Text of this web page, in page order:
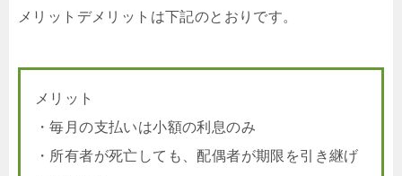
メリットデメリットは下記のとおりです。
メリット
・毎月の支払いは小額の利息のみ
・所有者が死亡しても、配偶者が期限を引き継げ